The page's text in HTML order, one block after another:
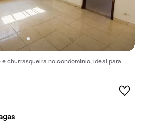
churrasqueira no condomínio, ideal para